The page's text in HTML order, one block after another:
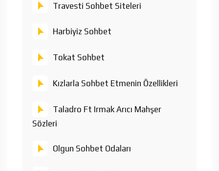
Travesti Sohbet Siteleri
Harbiyiz Sohbet
Tokat Sohbet
Kızlarla Sohbet Etmenin Özellikleri
Taladro Ft Irmak Arıcı Mahşer
Sözleri
Olgun Sohbet Odaları